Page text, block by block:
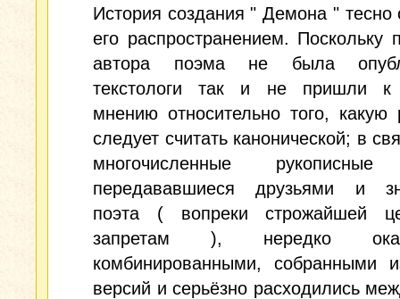
История создания " Демона " тесно
его распространением. Поскольку
автора поэма не была
текстологи так и не пришли к
мнению относительно того, какую
следует считать канонической; в
многочисленные рукописные
передававшиеся друзьями и
поэта ( вопреки строжайшей
запретам ), нередко
комбинированными, собранными
версий и серьёзно расходились